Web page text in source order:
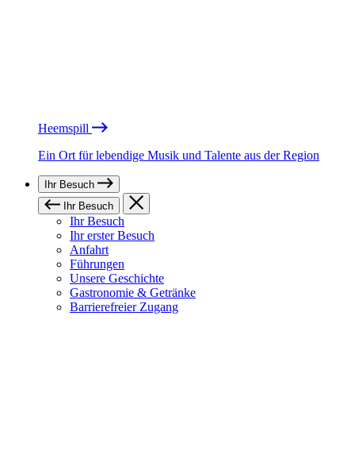
Heemspill
Ein Ort für lebendige Musik und Talente aus der Region
Ihr Besuch
Ihr Besuch
Ihr Besuch
Ihr erster Besuch
Anfahrt
Führungen
Unsere Geschichte
Gastronomie & Getränke
Barrierefreier Zugang